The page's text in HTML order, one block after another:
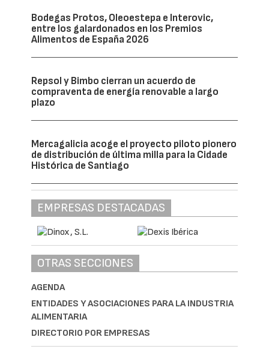
Bodegas Protos, Oleoestepa e Interovic,
entre los galardonados en los Premios
Alimentos de España 2026
Repsol y Bimbo cierran un acuerdo de
compraventa de energía renovable a largo
plazo
Mercagalicia acoge el proyecto piloto pionero
de distribución de última milla para la Cidade
Histórica de Santiago
EMPRESAS DESTACADAS
OTRAS SECCIONES
AGENDA
ENTIDADES Y ASOCIACIONES PARA LA INDUSTRIA
ALIMENTARIA
DIRECTORIO POR EMPRESAS